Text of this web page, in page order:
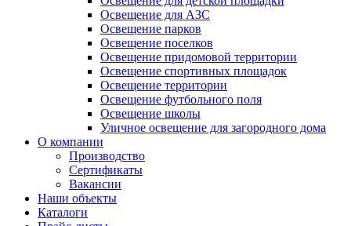
Освещение для АЗС
Освещение парков
Освещение поселков
Освещение придомовой территории
Освещение спортивных площадок
Освещение территории
Освещение футбольного поля
Освещение школы
Уличное освещение для загородного дома
О компании
Производство
Сертификаты
Вакансии
Наши объекты
Каталоги